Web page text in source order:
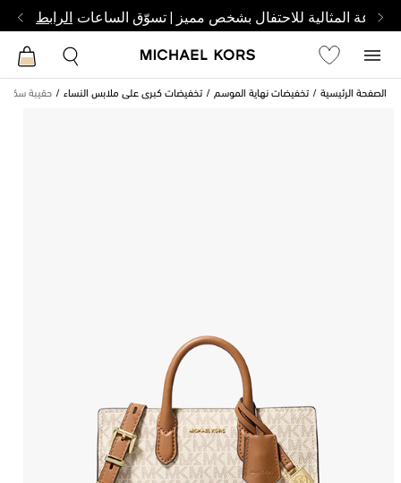
الساعة المثالية للاحتفال بشخص مميز | تسوّق الساعات الرابط
الصفحة الرئيسية تخفيضات نهاية الموسم تخفيضات كبرى على ملابس النساء حقيبة